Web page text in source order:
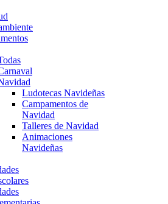
Ludotecas Navideñas
Campamentos de
Navidad
Talleres de Navidad
Animaciones
Navideñas